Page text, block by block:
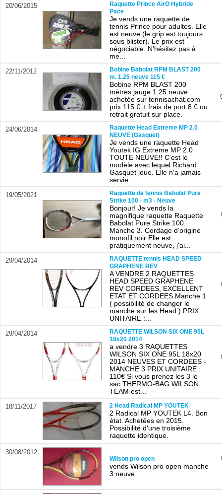
20/06/2015
Raquette Prince AirO Hybride
Pace
Je vends une raquette de
tennis Prince pour adultes. Elle
est neuve (le grip est toujours
sous blister). Le prix est
négociable. N'hésitez pas à
me...
22/11/2012
Bobine Babolat RPM BLAST 200
m. 1.25 neuve 115 €
Bobine RPM BLAST 200
mètres jauge 1.25 neuve
achetée sur tennisachat.com
prix 115 € + frais de port 8 € ou
retrait gratuit sur place.
24/06/2014
Raquette Head Extreme MP 2.0
NEUVE (Gasquet)
Je vends une raquette Head
Youtek IG Extreme MP 2.0
TOUTE NEUVE!! C'est le
modèle avec lequel Richard
Gasquet joue. Elle n'a jamais
servie....
19/05/2021
Raquette de tennis Babolat Pure
Strike 100 - m3 - Neuve
Bonjour! Je vends la
magnifique raquette Raquette
Babolat Pure Strike 100.
Manche 3. Cordage d’origine
monofil noir Elle est
pratiquement neuve, j'ai...
29/04/2014
RAQUETTE tennis HEAD SPEED
GRAPHENE REV
A VENDRE 2 RAQUETTES
HEAD SPEED GRAPHENE
REV CORDEES, EXCELLENT
ETAT ET CORDEES Manche 1
( possibilité de changer le
manche sur les Head ) PRIX
UNITAIRE :...
29/04/2014
RAQUETTE WILSON SIX ONE 95L
18x20 2014
a vendre 3 RAQUETTES
WILSON SIX ONE 95L 18x20
2014 NEUVES ET CORDEES -
MANCHE 3 PRIX UNITAIRE :
110€ Si vous prenez les 3 le
sac THERMO-BAG WILSON
TEAM est...
18/11/2017 2 Head Radical MP YOUTEK
2 Radical MP YOUTEK L4. Bon
état. Achetées en 2015.
Possibilité d'une troisième
raquette identique.
30/08/2012
Wilson pro open
vends Wilson pro open manche
3 neuve